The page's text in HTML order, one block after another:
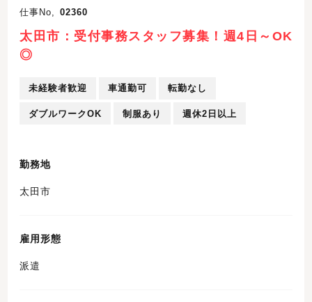
仕事No, 02360
太田市：受付事務スタッフ募集！週4日～OK
◎
未経験者歓迎 車通勤可 転勤なし
ダブルワークOK 制服あり 週休2日以上
勤務地
太田市
雇用形態
派遣